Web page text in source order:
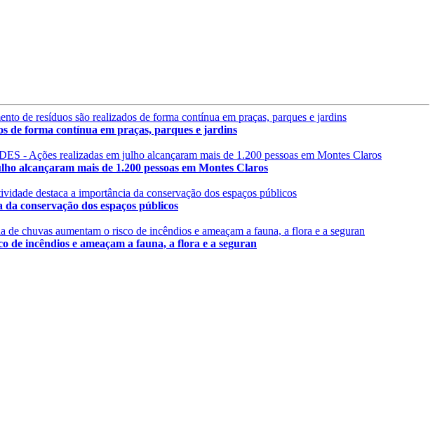
de forma contínua em praças, parques e jardins
mais de 1.200 pessoas em Montes Claros
conservação dos espaços públicos
incêndios e ameaçam a fauna, a flora e a seguran